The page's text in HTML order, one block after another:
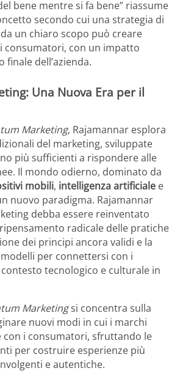
bene mentre si fa bene” riassume
secondo cui una strategia di
un chiaro scopo può creare
consumatori, con un impatto
finale dell’azienda.
Una Nuova Era per il
Marketing, Rajamannar esplora
del marketing, sviluppate
più sufficienti a rispondere alle
Il mondo odierno, dominato da
mobili, intelligenza artificiale e
nuovo paradigma. Rajamannar
debba essere reinventato
radicale delle pratiche
dei principi ancora validi e la
per connettersi con i
tecnologico e culturale in
Marketingsi concentra sulla
nuovi modi in cui i marchi
con i consumatori, sfruttando le
per costruire esperienze più
e autentiche.